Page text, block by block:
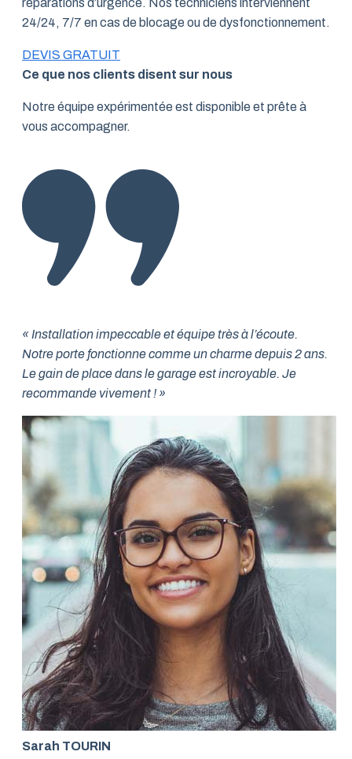
réparations d’urgence. Nos techniciens interviennent
24/24, 7/7 en cas de blocage ou de dysfonctionnement.
DEVIS GRATUIT
Ce que nos clients disent sur nous
Notre équipe expérimentée est disponible et prête à
vous accompagner.
« Installation impeccable et équipe très à l’écoute.
Notre porte fonctionne comme un charme depuis 2 ans.
Le gain de place dans le garage est incroyable. Je
recommande vivement ! »
Sarah TOURIN